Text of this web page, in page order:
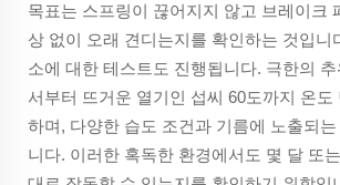
목표는 스프링이 끊어지지 않고 브레이크
상 없이 오래 견디는지를 확인하는 것입니
소에 대한 테스트도 진행됩니다. 극한의
서부터 뜨거운 열기인 섭씨 60도까지 온도
하며, 다양한 습도 조건과 기름에 노출되
니다. 이러한 혹독한 환경에서도 몇 달 또